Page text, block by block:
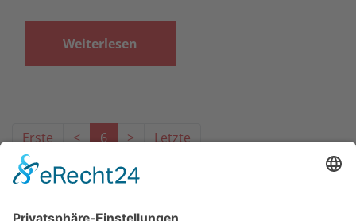
Weiterlesen
Erste < 6 > Letzte